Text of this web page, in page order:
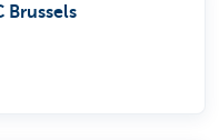
Brussels